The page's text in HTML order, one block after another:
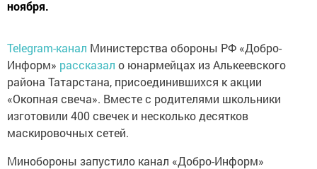
ноября.
Telegram-канал Министерства обороны РФ «Добро-
Информ» рассказал о юнармейцах из Алькеевского
района Татарстана, присоединившихся к акции
«Окопная свеча». Вместе с родителями школьники
изготовили 400 свечек и несколько десятков
маскировочных сетей.
Минобороны запустило канал «Добро-Информ»